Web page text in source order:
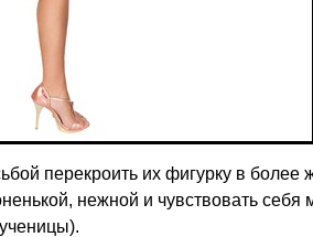
перекроить их фигурку в более
нежной и чувствовать себя